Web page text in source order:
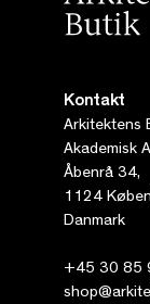
Kontakt
Arkitektens
Akademisk
Åbenrå 34,
1124
Danmark
+45 30 85